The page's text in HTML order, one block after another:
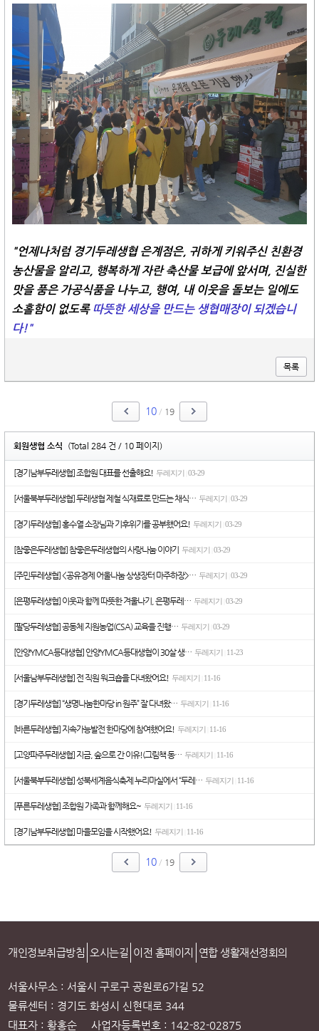
"언제나처럼 경기두레생협 은계점은, 귀하게 키워주신 친환경
농산물을 알리고, 행복하게 자란 축산물 보급에 앞서며, 진실한
맛을 품은 가공식품을 나누고, 행여, 내 이웃을 돌보는 일에도
소홀함이 없도록 따뜻한 세상을 만드는 생협매장이 되겠습니
다!"
목록
10 / 19
회원생협 소식 (Total 284 건 / 10 페이지)
[경기남부두레생협] 조합원 대표를 선출해요! 두레지기 03-29
[서울북부두레생협] 두레생협 제철 식재료로 만드는 채식… 두레지기 03-29
[경기두레생협] 홍수열 소장님과 기후위기를 공부했어요! 두레지기 03-29
[참좋은두레생협] 참좋은두레생협의 사랑나눔 이야기 두레지기 03-29
[주민두레생협] <공유경제 어울나눔 상생장터 마주하장>… 두레지기 03-29
[은평두레생협] 이웃과 함께 따뜻한 겨울나기, 은평두레… 두레지기 03-29
[ 팔당두레생협] 공동체 지원농업(CSA) 교육을 진행… 두레지기 03-29
[안양YMCA등대생협] 안양YMCA등대생협이 30살 생… 두레지기 11-23
[서울남부두레생협] 전 직원 워크숍을 다녀왔어요! 두레지기 11-16
[경기두레생협] “생명나눔한마당 in 원주” 잘 다녀왔… 두레지기 11-16
[바른두레생협] 지속가능발전 한마당에 참여했어요! 두레지기 11-16
[고양파주두레생협] 지금, 숲으로 간 이유!(그림책 동… 두레지기 11-16
[서울북부두레생협] 성북세계음식축제 누리마실에서 “두레… 두레지기 11-16
[푸른두레생협] 조합원 가족과 함께해요~ 두레지기 11-16
[경기남부두레생협] 마을모임을 시작했어요! 두레지기 11-16
10 / 19
개인정보취급방침 오시는길 이전 홈페이지 연합 생활재선정회의
서울사무소 : 서울시 구로구 공원로6가길 52
물류센터 : 경기도 화성시 신현대로 344
대표자 : 황홍순 사업자등록번호 : 142-82-02875